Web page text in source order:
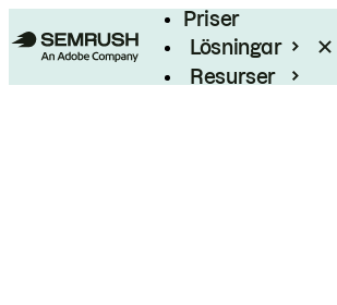
Priser
Lösningar
Resurser